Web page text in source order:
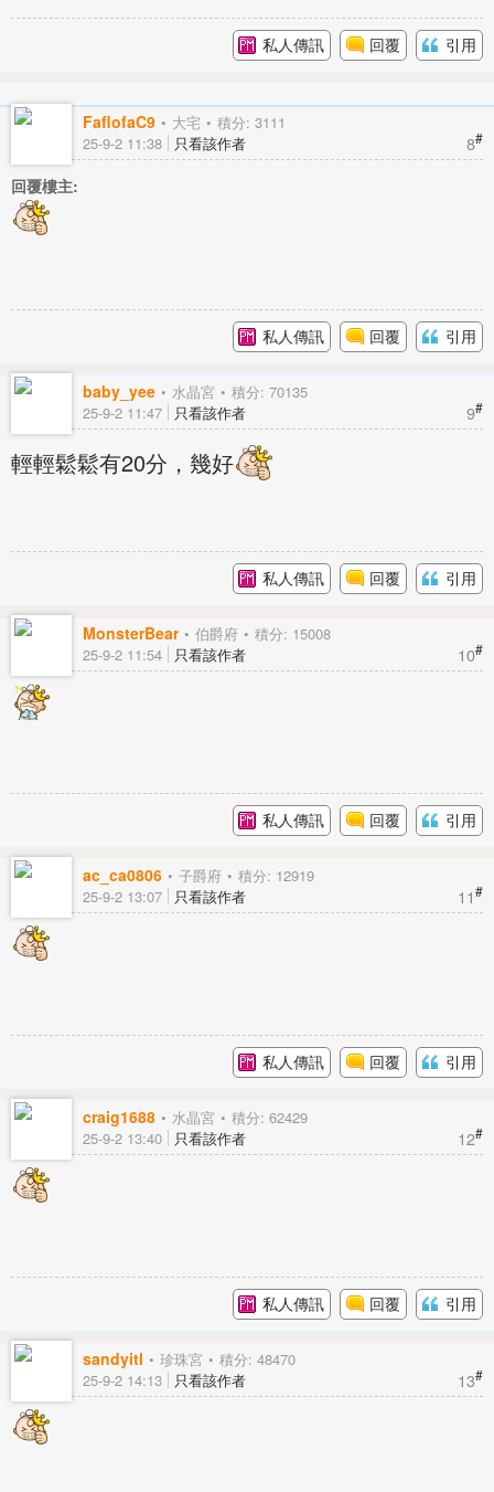
私人傳訊 回覆 引用
FaflofaC9 大宅 積分: 3111
8#
25-9-2 11:38 只看該作者
回覆樓主:
私人傳訊 回覆 引用
baby_yee 水晶宮 積分: 70135
9#
25-9-2 11:47 只看該作者
輕輕鬆鬆有20分，幾好
私人傳訊 回覆 引用
MonsterBear 伯爵府 積分: 15008
10#
25-9-2 11:54 只看該作者
私人傳訊 回覆 引用
ac_ca0806 子爵府 積分: 12919
11#
25-9-2 13:07 只看該作者
私人傳訊 回覆 引用
craig1688 水晶宮 積分: 62429
12#
25-9-2 13:40 只看該作者
私人傳訊 回覆 引用
sandyitl 珍珠宮 積分: 48470
13#
25-9-2 14:13 只看該作者